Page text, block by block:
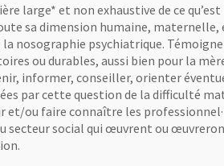
large* et non exhaustive de ce
sa dimension humaine,
nosographie psychiatrique.
ou durables, aussi bien pour la
informer, conseiller, orienter
par cette question de la difficulté
et/ou faire connaître les
secteur social qui œuvrent ou